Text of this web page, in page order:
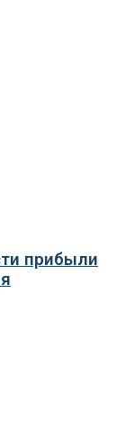
прибыли